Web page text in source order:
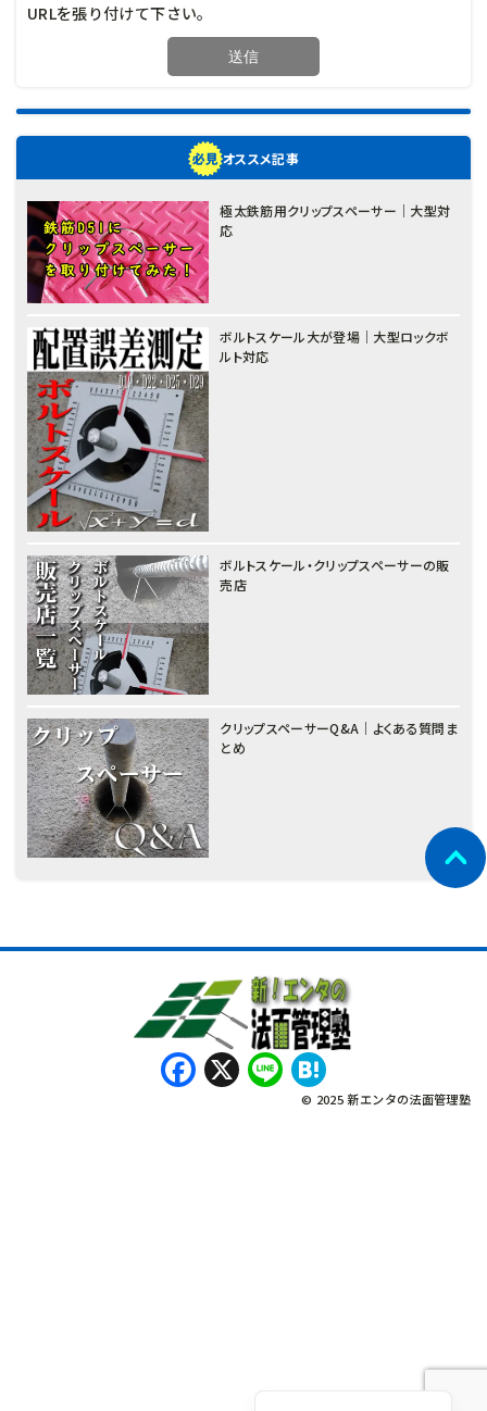
URLを張り付けて下さい。
オススメ記事
極太鉄筋用クリップスペーサー｜大型対
応
ボルトスケール大が登場｜大型ロックボ
ルト対応
ボルトスケール・クリップスペーサーの販
売店
クリップスペーサーQ&A｜よくある質問ま
とめ
Facebook
X Line
© 2025 新エンタの法面管理塾